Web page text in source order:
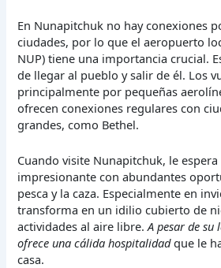
En Nunapitchuk no hay conexiones
ciudades, por lo que el aeropuerto
NUP) tiene una importancia crucial.
de llegar al pueblo y salir de él. Los
principalmente por pequeñas
ofrecen conexiones regulares con
grandes, como Bethel.
Cuando visite Nunapitchuk, le
impresionante con abundantes
pesca y la caza. Especialmente en
transforma en un idilio cubierto de
actividades al aire libre.A pesar de
ofrece una cálida hospitalidadque le
casa.